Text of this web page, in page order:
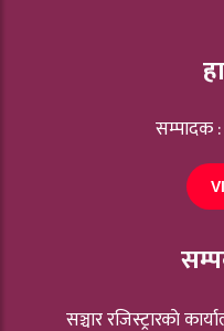
सम्पादक
सञ्चार रजिस्ट्रारकाे